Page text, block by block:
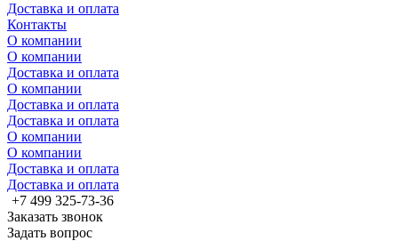
Доставка и оплата
Контакты
О компании
О компании
Доставка и оплата
О компании
Доставка и оплата
Доставка и оплата
О компании
О компании
Доставка и оплата
Доставка и оплата
+7 499 325-73-36
Заказать звонок
Задать вопрос